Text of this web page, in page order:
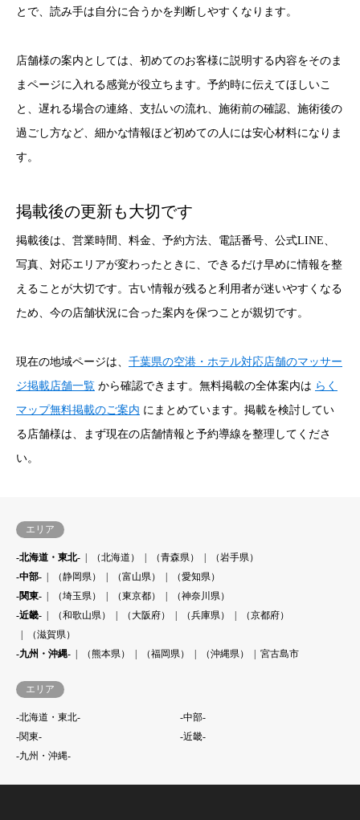
とで、読み手は自分に合うかを判断しやすくなります。
店舗様の案内としては、初めてのお客様に説明する内容をそのま
まページに入れる感覚が役立ちます。予約時に伝えてほしいこ
と、遅れる場合の連絡、支払いの流れ、施術前の確認、施術後の
過ごし方など、細かな情報ほど初めての人には安心材料になりま
す。
掲載後の更新も大切です
掲載後は、営業時間、料金、予約方法、電話番号、公式LINE、
写真、対応エリアが変わったときに、できるだけ早めに情報を整
えることが大切です。古い情報が残ると利用者が迷いやすくなる
ため、今の店舗状況に合った案内を保つことが親切です。
現在の地域ページは、 千葉県の空港・ホテル対応店舗のマッサー
ジ掲載店舗一覧 から確認できます。無料掲載の全体案内は らく
マップ無料掲載のご案内 にまとめています。掲載を検討してい
る店舗様は、まず現在の店舗情報と予約導線を整理してくださ
い。
エリア
-北海道・東北- （北海道） （青森県）
（岩手県）
-中部-
（静岡県） （富山県）
（愛知県）
-関東-
（埼玉県） （東京都）
（神奈川県）
-近畿-
（和歌山県） （大阪府） （兵庫県）
（京都府）
（滋賀県）
-九州・沖縄-
（熊本県） （福岡県） （沖縄県） 宮古島市
エリア
-北海道・東北-
-中部-
-関東-
-近畿-
-九州・沖縄-